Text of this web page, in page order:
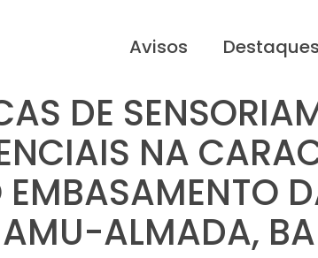
Avisos Destaques
DE
NA
EMBASAMENTO
ALMADA, BA